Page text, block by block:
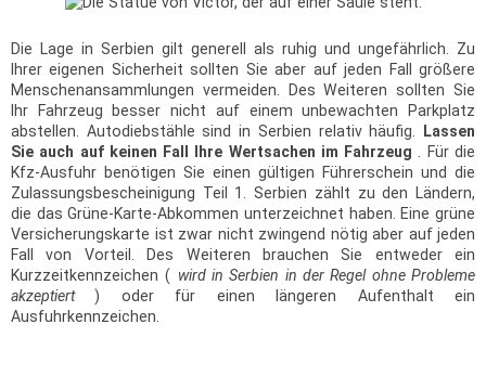
Die Lage in Serbien gilt generell als ruhig und ungefährlich. Zu
Ihrer eigenen Sicherheit sollten Sie aber auf jeden Fall größere
Menschenansammlungen vermeiden. Des Weiteren sollten Sie
Ihr Fahrzeug besser nicht auf einem unbewachten Parkplatz
abstellen. Autodiebstähle sind in Serbien relativ häufig.
Lassen
Sie auch auf keinen Fall Ihre Wertsachen im Fahrzeug
. Für die
Kfz-Ausfuhr benötigen Sie einen gültigen Führerschein und die
Zulassungsbescheinigung Teil 1. Serbien zählt zu den Ländern,
die das Grüne-Karte-Abkommen unterzeichnet haben. Eine grüne
Versicherungskarte ist zwar nicht zwingend nötig aber auf jeden
Fall von Vorteil. Des Weiteren brauchen Sie entweder ein
Kurzzeitkennzeichen ( wird in Serbien in der Regel ohne Probleme
akzeptiert) oder für einen längeren Aufenthalt ein
Ausfuhrkennzeichen.